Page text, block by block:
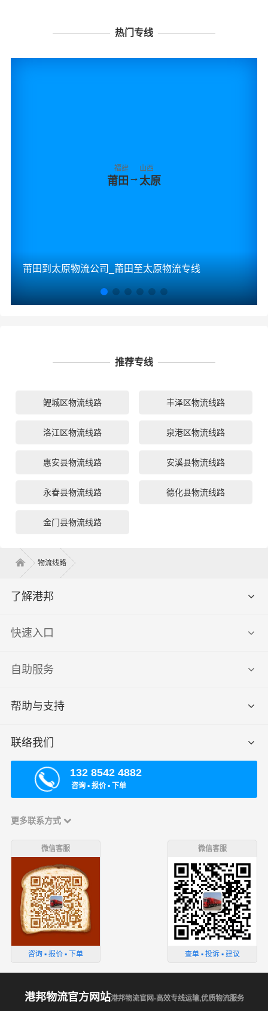
热门专线
福建
莆田 →
山西
太原
莆田到太原物流公司_莆田至太原物流专线
推荐专线
鲤城区物流线路 丰泽区物流线路
洛江区物流线路 泉港区物流线路
惠安县物流线路 安溪县物流线路
永春县物流线路 德化县物流线路
金门县物流线路
物流线路
了解港邦
快速入口
自助服务
帮助与支持
联络我们
132 8542 4882
咨询 ▪ 报价 ▪ 下单
更多联系方式
微信客服
咨询 ▪ 报价 ▪ 下单
微信客服
查单 ▪ 投诉 ▪ 建议
港邦物流官方网站港邦物流官网-高效专线运输,优质物流服务